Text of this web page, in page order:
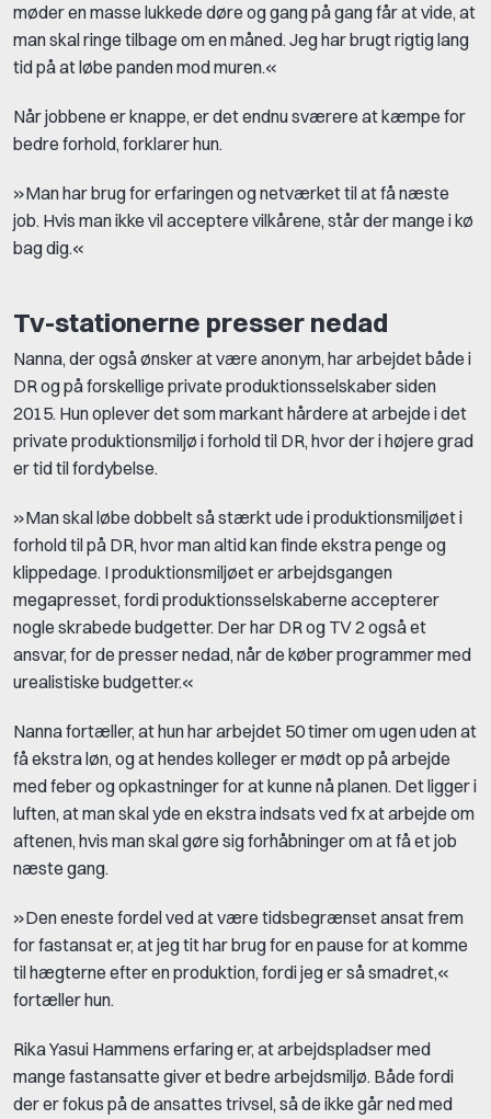
møder en masse lukkede døre og gang på gang får at vide, at
man skal ringe tilbage om en måned. Jeg har brugt rigtig lang
tid på at løbe panden mod muren.«
Når jobbene er knappe, er det endnu sværere at kæmpe for
bedre forhold, forklarer hun.
»Man har brug for erfaringen og netværket til at få næste
job. Hvis man ikke vil acceptere vilkårene, står der mange i kø
bag dig.«
Tv-stationerne presser nedad
Nanna, der også ønsker at være anonym, har arbejdet både i
DR og på forskellige private produktionsselskaber siden
2015. Hun oplever det som markant hårdere at arbejde i det
private produktionsmiljø i forhold til DR, hvor der i højere grad
er tid til fordybelse.
»Man skal løbe dobbelt så stærkt ude i produktionsmiljøet i
forhold til på DR, hvor man altid kan finde ekstra penge og
klippedage. I produktionsmiljøet er arbejdsgangen
megapresset, fordi produktionsselskaberne accepterer
nogle skrabede budgetter. Der har DR og TV 2 også et
ansvar, for de presser nedad, når de køber programmer med
urealistiske budgetter.«
Nanna fortæller, at hun har arbejdet 50 timer om ugen uden at
få ekstra løn, og at hendes kolleger er mødt op på arbejde
med feber og opkastninger for at kunne nå planen. Det ligger i
luften, at man skal yde en ekstra indsats ved fx at arbejde om
aftenen, hvis man skal gøre sig forhåbninger om at få et job
næste gang.
»Den eneste fordel ved at være tidsbegrænset ansat frem
for fastansat er, at jeg tit har brug for en pause for at komme
til hægterne efter en produktion, fordi jeg er så smadret,«
fortæller hun.
RikaYasui Hammens erfaring er, at arbejdspladser med
mange fastansatte giver et bedre arbejdsmiljø. Både fordi
der er fokus på de ansattes trivsel, så de ikke går ned med